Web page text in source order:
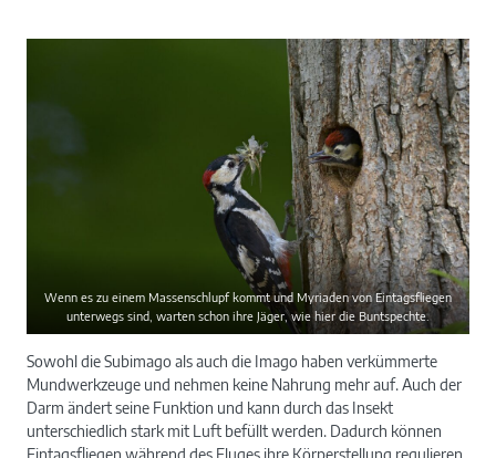
Wenn es zu einem Massenschlupf kommt und Myriaden von Eintagsfliegen
unterwegs sind, warten schon ihre Jäger, wie hier die Buntspechte.
Sowohl die Subimago als auch die Imago haben verkümmerte
Mundwerkzeuge und nehmen keine Nahrung mehr auf. Auch der
Darm ändert seine Funktion und kann durch das Insekt
unterschiedlich stark mit Luft befüllt werden. Dadurch können
Eintagsfliegen während des Fluges ihre Körperstellung regulieren